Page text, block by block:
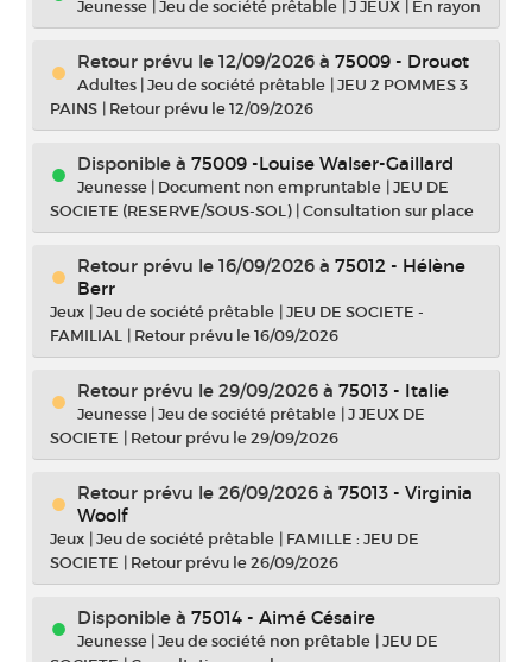
Jeunesse Jeu de société prêtable J JEUX En rayon
Retour prévu le 12/09/2026 à 75009 - Drouot
Adultes |Jeu de société prêtable |JEU 2 POMMES 3
PAINS | Retour prévu le 12/09/2026
Disponible à 75009 -Louise Walser-Gaillard
Jeunesse | Document non empruntable |JEU DE
SOCIETE (RESERVE/SOUS-SOL) |Consultation sur place
Retour prévu le 16/09/2026 à 75012 - Hélène
Berr
Jeux |Jeu de société prêtable |JEU DE SOCIETE -
FAMILIAL | Retour prévu le 16/09/2026
Retour prévu le 29/09/2026 à 75013 - Italie
Jeunesse |Jeu de société prêtable |J JEUX DE
SOCIETE | Retour prévu le 29/09/2026
Retour prévu le 26/09/2026 à 75013 - Virginia
Woolf
Jeux |Jeu de société prêtable | FAMILLE : JEU DE
SOCIETE | Retour prévu le 26/09/2026
Disponible à 75014 - Aimé Césaire
Jeunesse |Jeu de société non prêtable |JEU DE